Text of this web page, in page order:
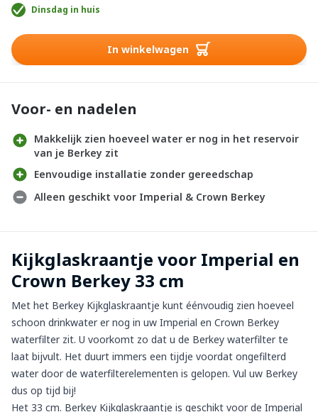
Dinsdag in huis
In winkelwagen
Voor- en nadelen
Makkelijk zien hoeveel water er nog in het reservoir
van je Berkey zit
Eenvoudige installatie zonder gereedschap
Alleen geschikt voor Imperial & Crown Berkey
Kijkglaskraantje voor Imperial en
Crown Berkey 33 cm
Met het Berkey Kijkglaskraantje kunt éénvoudig zien hoeveel
schoon drinkwater er nog in uw Imperial en Crown Berkey
waterfilterzit. U voorkomt zo dat u de Berkey waterfilter te
laat bijvult. Het duurt immers een tijdje voordat ongefilterd
water door de waterfilterelementen is gelopen. Vul uw Berkey
dus op tijd bij!
Het 33 cm. Berkey Kijkglaskraantje is geschikt voor de Imperial